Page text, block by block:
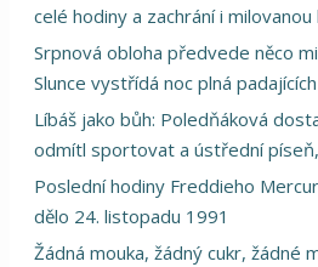
celé hodiny a zachrání i milovanou
Srpnová obloha předvede něco
Slunce vystřídá noc plná
Líbáš jako bůh: Poledňáková
odmítl sportovat a ústřední
Poslední hodiny Freddieho
dělo 24. listopadu 1991
Žádná mouka, žádný cukr, žádné